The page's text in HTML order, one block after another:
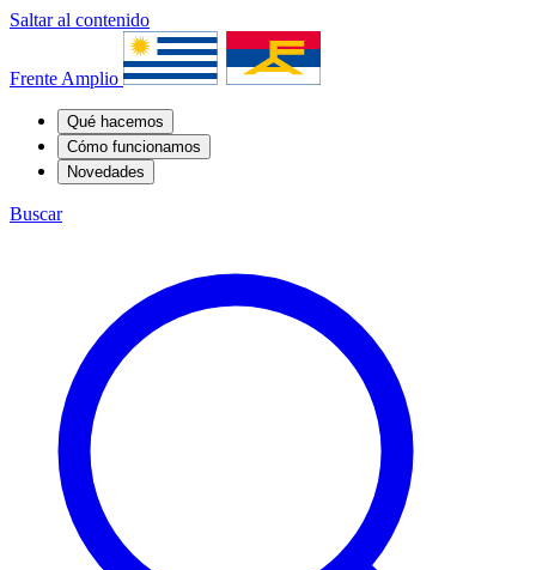
Saltar al contenido
Frente Amplio
Qué hacemos
Cómo funcionamos
Novedades
Buscar